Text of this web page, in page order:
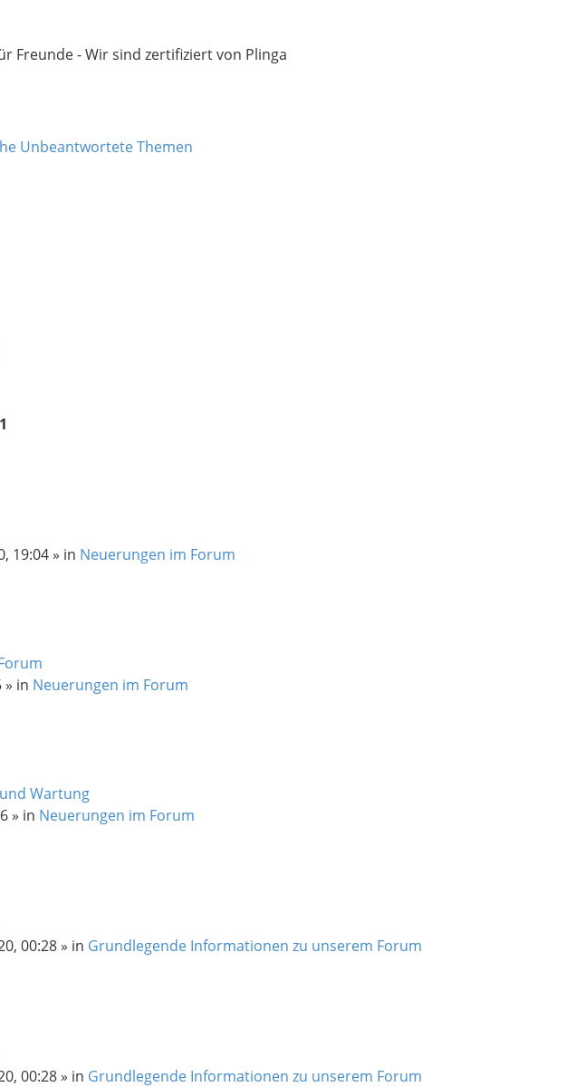
Freunde - Wir sind zertifiziert von Plinga
Unbeantwortete Themen
1
19:04» in Neuerungen im Forum
» in Neuerungen im Forum
Wartung
» in Neuerungen im Forum
00:28» in Grundlegende Informationen zu unserem Forum
00:28» in Grundlegende Informationen zu unserem Forum